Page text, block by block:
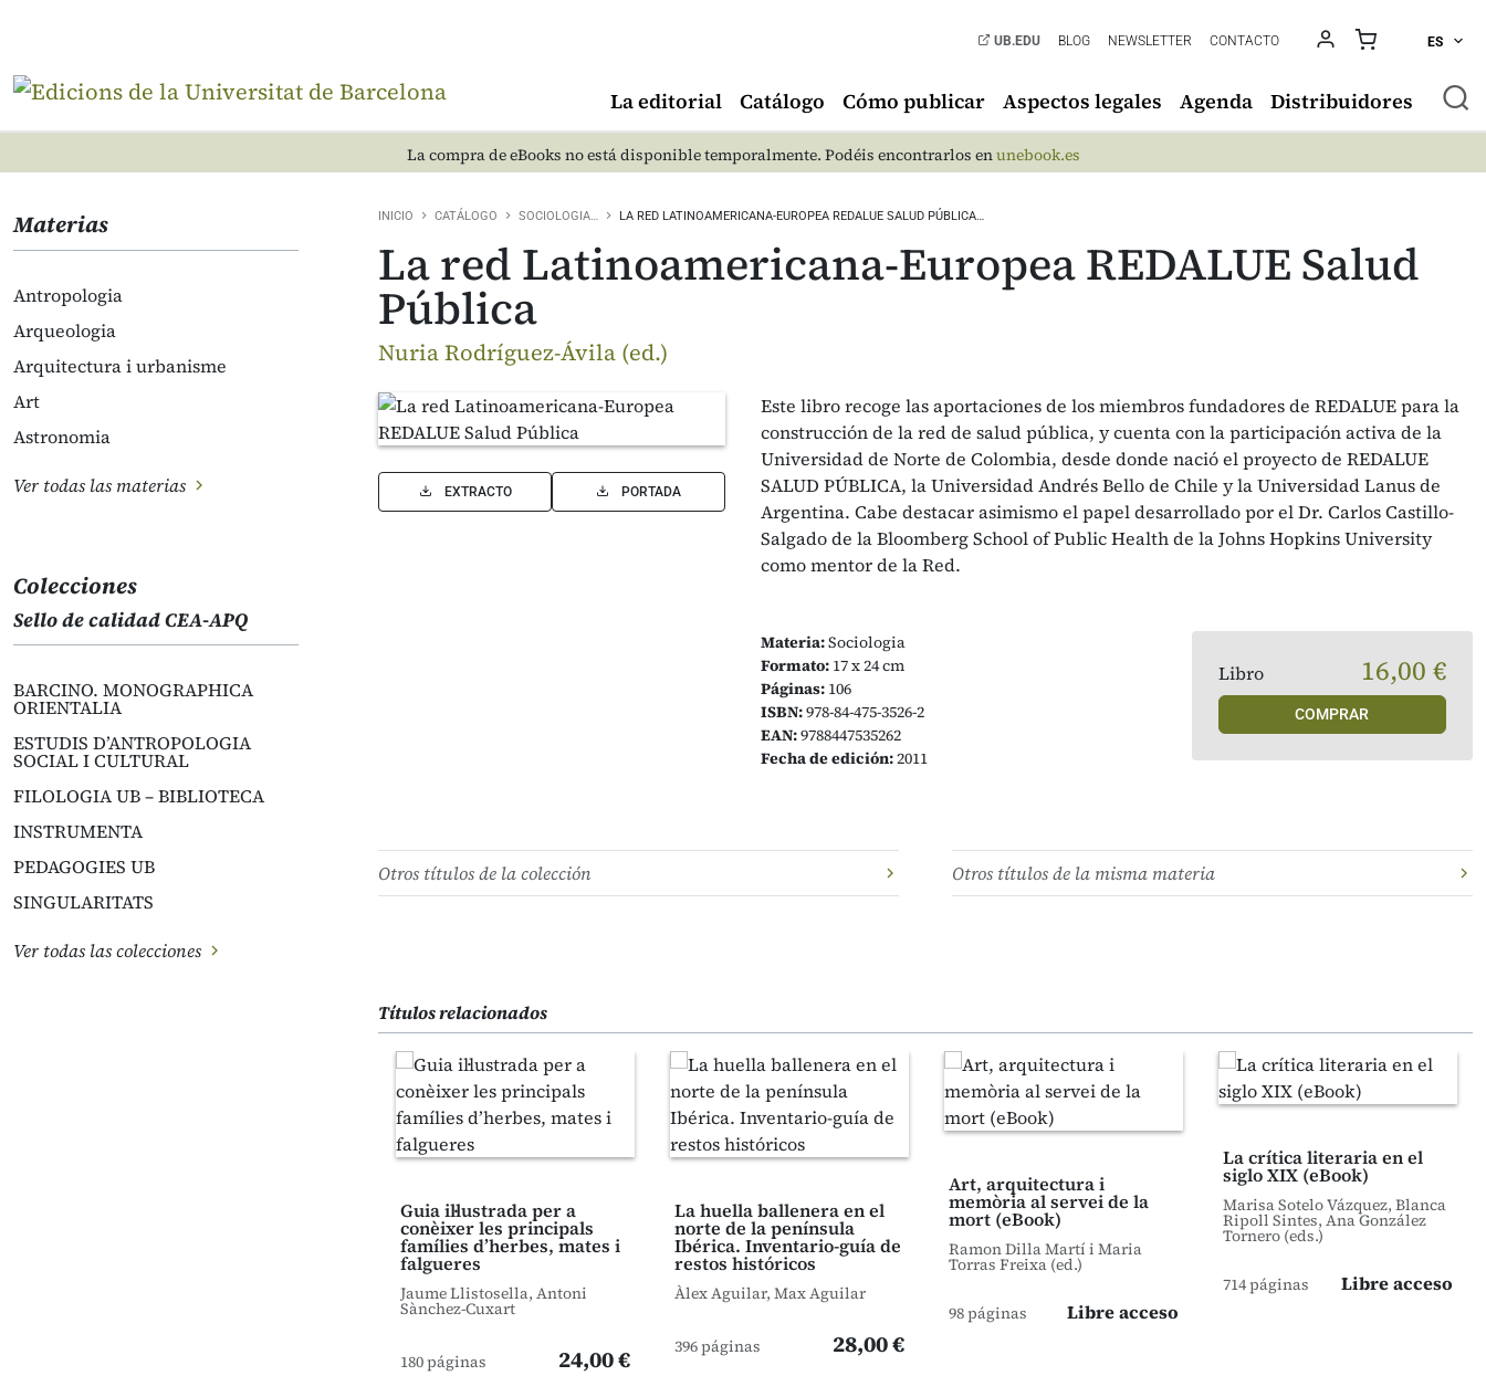
UB.EDU BLOG NEWSLETTER CONTACTO ES
La editorial Catálogo Cómo publicar Aspectos legales Agenda Distribuidores
La compra de eBooks no está disponible temporalmente. Podéis encontrarlos enunebook.es
Materias
Antropologia
Arqueologia
Arquitectura i urbanisme
Art
Astronomia
Ver todas las materias
Colecciones
Sello de calidad CEA-APQ
BARCINO. MONOGRAPHICA
ORIENTALIA
ESTUDIS D’ANTROPOLOGIA
SOCIAL I CULTURAL
FILOLOGIA UB – BIBLIOTECA
INSTRUMENTA
PEDAGOGIES UB
SINGULARITATS
Ver todas las colecciones
INICIO CATÁLOGO SOCIOLOGIA… LA RED LATINOAMERICANA-EUROPEA REDALUE SALUD PÚBLICA…
La red Latinoamericana-Europea REDALUE Salud
Pública
Nuria Rodríguez-Ávila (ed.)
EXTRACTO PORTADA
Este libro recoge las aportaciones de los miembros fundadores de REDALUE para la
construcción de la red de salud pública, y cuenta con la participación activa de la
Universidad de Norte de Colombia, desde donde nació el proyecto de REDALUE
SALUD PÚBLICA, la Universidad Andrés Bello de Chile y la Universidad Lanus de
Argentina. Cabe destacar asimismo el papel desarrollado por el Dr. Carlos Castillo-
Salgado de la Bloomberg School of Public Health de la Johns Hopkins University
como mentor de la Red.
Materia:Sociologia
Formato: 17 x 24 cm
Páginas: 106
ISBN:978-84-475-3526-2
EAN:9788447535262
Fecha de edición:2011
Libro 16,00 €
COMPRAR
Otros títulos de la colección Otros títulos de la misma materia
Títulos relacionados
Guia il·lustrada per a
conèixer les principals
famílies d’herbes, mates i
falgueres
Jaume Llistosella, Antoni
Sànchez-Cuxart
180 páginas 24,00 €
La huella ballenera en el
norte de la península
Ibérica. Inventario-guía de
restos históricos
Àlex Aguilar, Max Aguilar
396 páginas 28,00 €
Art, arquitectura i
memòria al servei de la
mort (eBook)
Ramon Dilla Martí i Maria
Torras Freixa (ed.)
98 páginas Libre acceso
La crítica literaria en el
siglo XIX (eBook)
Marisa Sotelo Vázquez, Blanca
Ripoll Sintes, Ana González
Tornero (eds.)
714 páginas Libre acceso